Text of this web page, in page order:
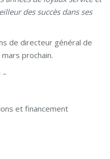
des succès dans ses
de directeur général de
prochain.
–
et financement